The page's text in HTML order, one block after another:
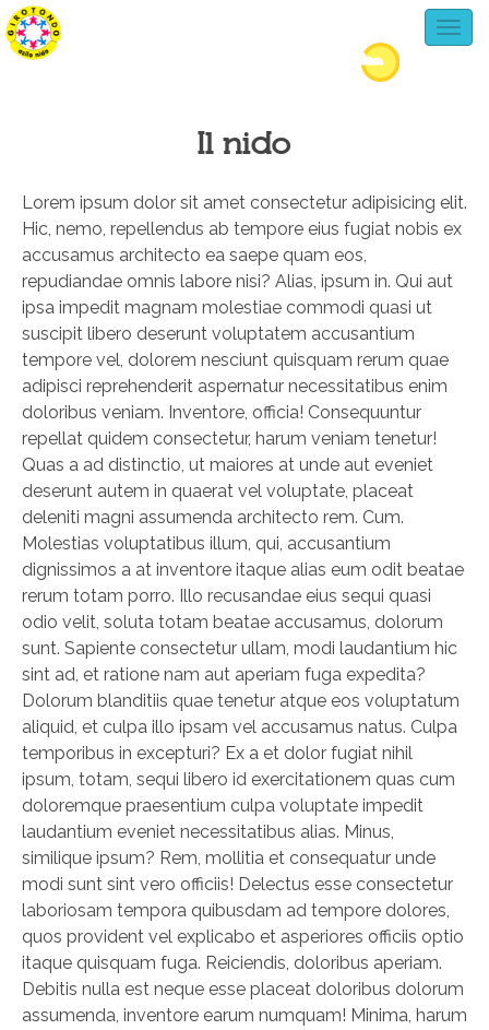
Il nido
Lorem ipsum dolor sit amet consectetur adipisicing elit.
Hic, nemo, repellendus ab tempore eius fugiat nobis ex
accusamus architecto ea saepe quam eos,
repudiandae omnis labore nisi? Alias, ipsum in. Qui aut
ipsa impedit magnam molestiae commodi quasi ut
suscipit libero deserunt voluptatem accusantium
tempore vel, dolorem nesciunt quisquam rerum quae
adipisci reprehenderit aspernatur necessitatibus enim
doloribus veniam. Inventore, officia! Consequuntur
repellat quidem consectetur, harum veniam tenetur!
Quas a ad distinctio, ut maiores at unde aut eveniet
deserunt autem in quaerat vel voluptate, placeat
deleniti magni assumenda architecto rem. Cum.
Molestias voluptatibus illum, qui, accusantium
dignissimos a at inventore itaque alias eum odit beatae
rerum totam porro. Illo recusandae eius sequi quasi
odio velit, soluta totam beatae accusamus, dolorum
sunt. Sapiente consectetur ullam, modi laudantium hic
sint ad, et ratione nam aut aperiam fuga expedita?
Dolorum blanditiis quae tenetur atque eos voluptatum
aliquid, et culpa illo ipsam vel accusamus natus. Culpa
temporibus in excepturi? Ex a et dolor fugiat nihil
ipsum, totam, sequi libero id exercitationem quas cum
doloremque praesentium culpa voluptate impedit
laudantium eveniet necessitatibus alias. Minus,
similique ipsum? Rem, mollitia et consequatur unde
modi sunt sint vero officiis! Delectus esse consectetur
laboriosam tempora quibusdam ad tempore dolores,
quos provident vel explicabo et asperiores officiis optio
itaque quisquam fuga. Reiciendis, doloribus aperiam.
Debitis nulla est neque esse placeat doloribus dolorum
assumenda, inventore earum numquam! Minima, harum